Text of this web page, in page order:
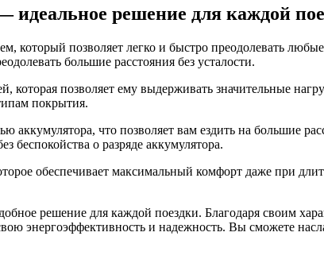
идеальное решение для каждой
позволяет легко и быстро преодолевать
большие расстояния без усталости.
позволяет ему выдерживать значительные
покрытия.
что позволяет вам ездить на большие
беспокойства о разряде аккумулятора.
обеспечивает максимальный комфорт даже при
решение для каждой поездки. Благодаря своим
энергоэффективность и надежность. Вы сможете